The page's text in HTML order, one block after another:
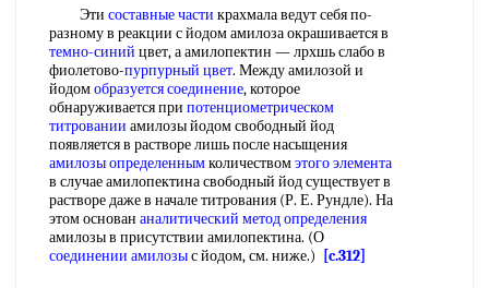
Эти составные части крахмала ведут себя по-
разному в реакции с йодом амилоза окрашивается в
темно-синий цвет, а амилопектин — лрхшь слабо в
фиолетово-пурпурный цвет. Между амилозой и
йодомобразуется соединение, которое
обнаруживается при потенциометрическом
титровании амилозы йодом свободный йод
появляется в растворе лишь после насыщения
амилозы определеннымколичествомэтого элемента
в случае амилопектина свободный йод существует в
растворе даже в начале титрования (Р. Е. Рундле). На
этом основан аналитический метод определения
амилозы в присутствии амилопектина. (О
соединении амилозыс йодом, см. ниже.) [c.312]